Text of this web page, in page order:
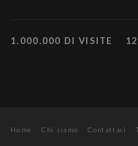
1.000.000 DI VISITE
Home Chi siamo Contattaci